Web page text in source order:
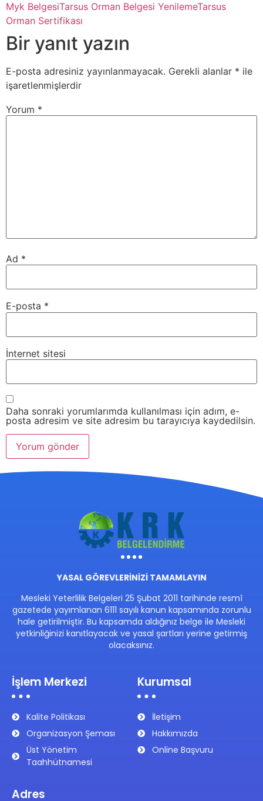
Myk BelgesiTarsus Orman Belgesi YenilemeTarsus
Orman Sertifikası
Bir yanıt yazın
E-posta adresiniz yayınlanmayacak. Gerekli alanlar * ile
işaretlenmişlerdir
Yorum *
Ad *
E-posta *
İnternet sitesi
Daha sonraki yorumlarımda kullanılması için adım, e-
posta adresim ve site adresim bu tarayıcıya kaydedilsin.
YASAL GÖREVLERİNİZİ TAMAMLAYIN
Mesleki Yeterlilik Belgeleri 25 Şubat 2011 tarihinde resmî
gazetede yayımlanan 6111 sayılı kanun kapsamında zorunlu
hale getirilmiştir. Bu kapsamda aldığınız belge ile Mesleki
yetkinliğinizi kanıtlayacak ve yasal şartları yerine getirmiş
olacaksınız.
İşlem Merkezi
Kalite Politikası
Organizasyon Şeması
Üst Yönetim
Taahhütnamesi
Kurumsal
İletişim
Hakkımızda
Online Başvuru
Adres